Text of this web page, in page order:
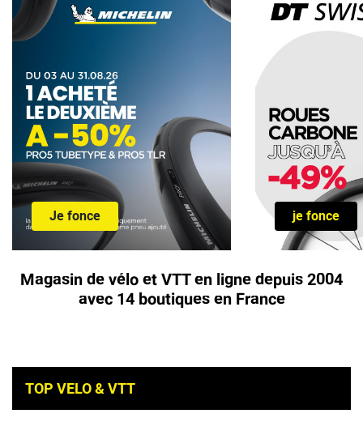
Je fonce je fonce
Magasin de vélo et VTT en ligne depuis 2004
avec 14 boutiques en France
TOP VELO & VTT